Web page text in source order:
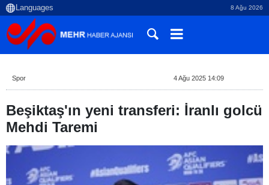
8 Ağu 2026
Spor 4 Ağu 2025 14:09
Beşiktaş'ın yeni transferi: İranlı golcü
Mehdi Taremi